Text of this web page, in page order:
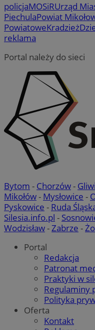
policjaMOSiRUrząd
PiechulaPowiat
PowiatoweKradzież
reklama
Portal należy do sieci
Bytom - Chorzów-
Mikołów- Mysłowice -
Pyskowice - Ruda
Silesia.info.pl -
Wodzisław- Zabrze -
Portal
Redakcja
Patronat
Praktyki w
Regulaminy
Polityka
Oferta
Kontakt